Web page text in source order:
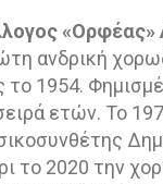
«Ορφέας»
ανδρική
το 1954.
ετών. Το
το 2020 την